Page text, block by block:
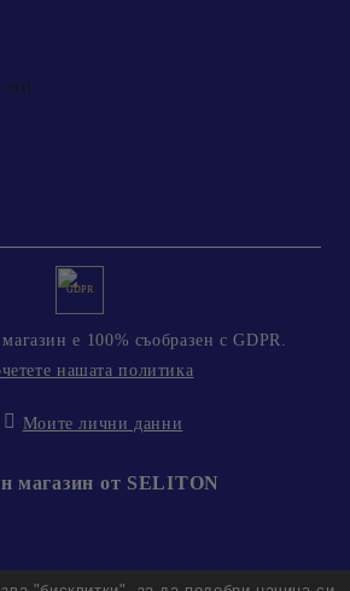
GDPR
е 100% съобразен с GDPR.
нашата политика
Моите лични данни
магазин от SELITON